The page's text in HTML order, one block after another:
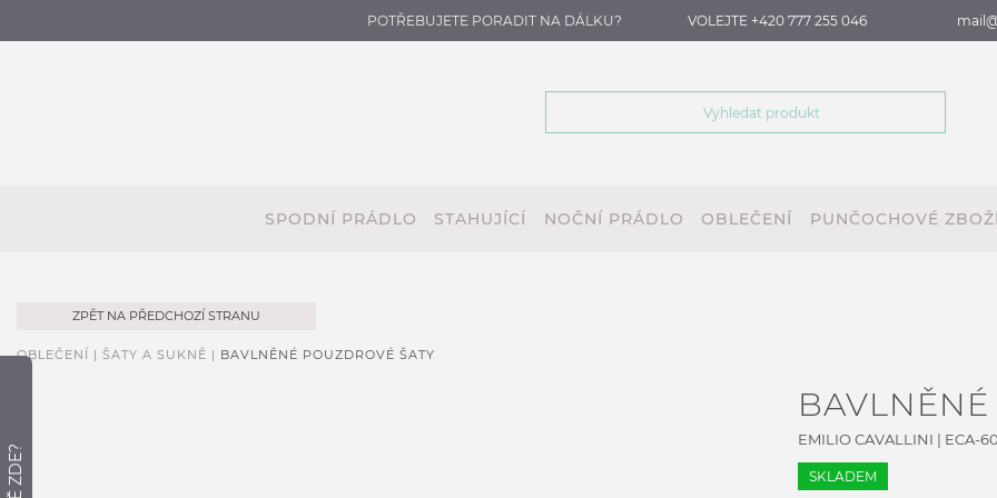
POTŘEBUJETE PORADIT NA DÁLKU? VOLEJTE +420 777 255 046
SPODNÍ PRÁDLO STAHUJÍCÍ NOČNÍ PRÁDLO OBLEČENÍ PUNČOCHOVÉ
ZPĚT NA PŘEDCHOZÍ STRANU
OBLEČENÍ | ŠATY A SUKNĚ | BAVLNĚNÉ POUZDROVÉ ŠATY
EMILIO CAVALLINI | ECA-
SKLADEM